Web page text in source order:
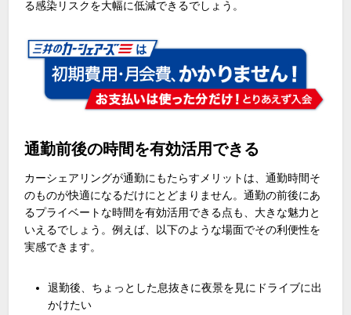
る感染リスクを大幅に低減できるでしょう。
通勤前後の時間を有効活用できる
カーシェアリングが通勤にもたらすメリットは、通勤時間そ
のものが快適になるだけにとどまりません。通勤の前後にあ
るプライベートな時間を有効活用できる点も、大きな魅力と
いえるでしょう。例えば、以下のような場面でその利便性を
実感できます。
退勤後、ちょっとした息抜きに夜景を見にドライブに出
かけたい